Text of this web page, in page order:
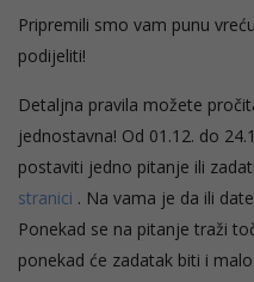
Pripremili smo vam punu
podijeliti!
Detaljna pravila možete
jednostavna! Od 01.12. do
postaviti jedno pitanje ili
stranici . Na vama je da ili
Ponekad se na pitanje traži
ponekad će zadatak biti i